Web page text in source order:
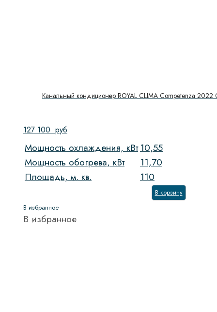
Канальный кондиционер ROYAL CLIMA Competenza
127 100 руб
Мощность охлаждения, кВт10,55
Мощность обогрева, кВт
11,70
Площадь, м. кв.
110
В корзину
В избранное
В избранное